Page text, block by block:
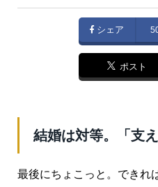
シェア
ポスト
結婚は対等。「支
最後にちょこっと。できれ